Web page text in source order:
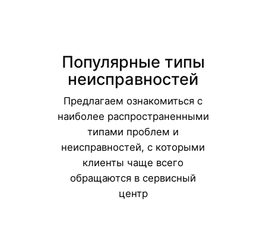
Популярные типы
неисправностей
Предлагаем ознакомиться с
наиболее распространенными
типами проблем и
неисправностей, с которыми
клиенты чаще всего
обращаются в сервисный
центр